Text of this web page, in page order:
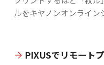
ルをキヤノンオンライン
PIXUSでリモート